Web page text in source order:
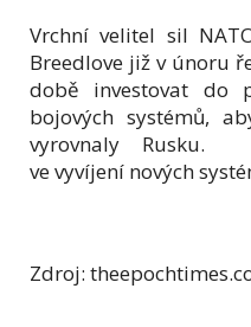
Vrchní velitel sil
Breedlove již v únoru
době investovat do
bojových systémů,
vyrovnaly Rusku.
ve vyvíjení nových
Zdroj: